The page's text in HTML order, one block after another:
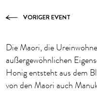
VORIGER EVENT
Die Maori, die
außergewöhnlichen
Honig entsteht aus dem
von den Maori auch